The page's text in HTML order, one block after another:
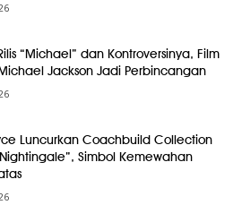
“Michael” dan Kontroversinya, Film
Jackson Jadi Perbincangan
Luncurkan Coachbuild Collection
Simbol Kemewahan